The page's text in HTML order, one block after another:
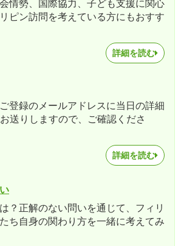
情勢、国際協力、子ども支援に関心
ピン訪問を考えている方にもおすす
詳細を読む
登録のメールアドレスに当日の詳細
送りしますので、ご確認くださ
詳細を読む
？正解のない問いを通じて、フィリ
ち自身の関わり方を一緒に考えてみ